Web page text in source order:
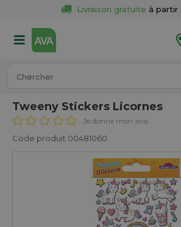
Livraison gratuite à partir
50
Tweeny Stickers Licornes
Je donne mon avis
Code produit 00481060